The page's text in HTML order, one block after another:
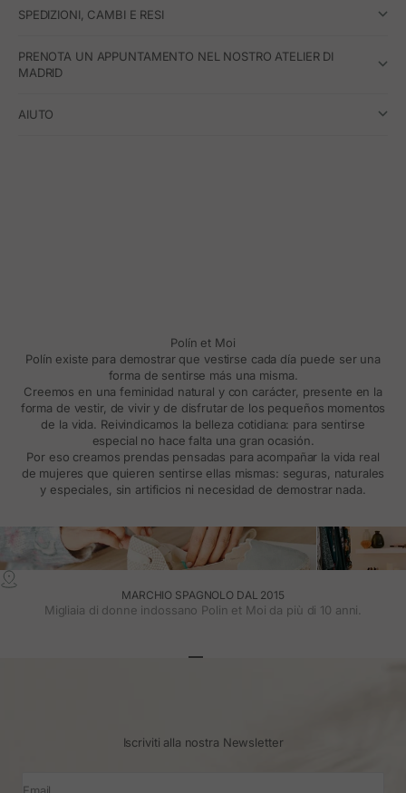
SPEDIZIONI, CAMBI E RESI
PRENOTA UN APPUNTAMENTO NEL NOSTRO ATELIER DI
MADRID
AIUTO
Polín et Moi
Polín existe para demostrar que vestirse cada día puede ser una
forma de sentirse más una misma.
Creemos en una feminidad natural y con carácter, presente en la
forma de vestir, de vivir y de disfrutar de los pequeños momentos
de la vida. Reivindicamos la belleza cotidiana: para sentirse
especial no hace falta una gran ocasión.
Por eso creamos prendas pensadas para acompañar la vida real
de mujeres que quieren sentirse ellas mismas: seguras, naturales
y especiales, sin artificios ni necesidad de demostrar nada.
MARCHIO SPAGNOLO DAL 2015
Migliaia di donne indossano Polin et Moi da più di 10 anni.
Iscriviti alla nostra Newsletter